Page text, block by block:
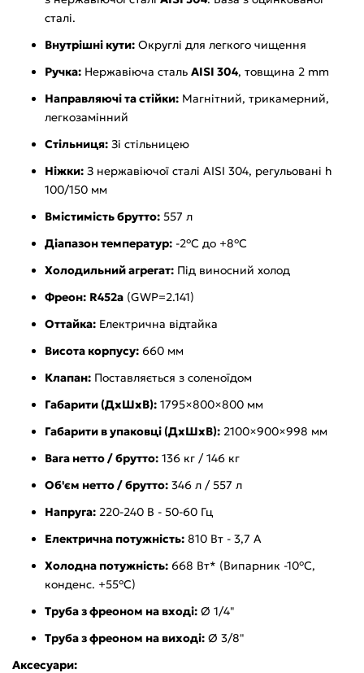
сталі.
Внутрішні кути: Округлі для легкого чищення
Ручка: Нержавіюча сталь AISI 304, товщина 2 mm
Направляючі та стійки: Магнітний, трикамерний,
легкозамінний
Стільниця: Зі стільницею
Ніжки: З нержавіючої сталі AISI 304, регульовані h
100/150 мм
Вмістимість брутто: 557 л
Діапазон температур: -2°C до +8°C
Холодильний агрегат: Під виносний холод
Фреон: R452a (GWP=2.141)
Оттайка: Електрична відтайка
Висота корпусу: 660 мм
Клапан: Поставляється з соленоїдом
Габарити (ДхШхВ): 1795×800×800 мм
Габарити в упаковці (ДхШхВ): 2100×900×998 мм
Вага нетто / брутто: 136 кг / 146 кг
Об'єм нетто / брутто: 346 л / 557 л
Напруга: 220-240 В - 50-60 Гц
Електрична потужність: 810 Вт - 3,7 А
Холодна потужність: 668 Вт* (Випарник -10°C,
конденс. +55°C)
Труба з фреоном на вході: Ø 1/4"
Труба з фреоном на виході: Ø 3/8"
Аксесуари: